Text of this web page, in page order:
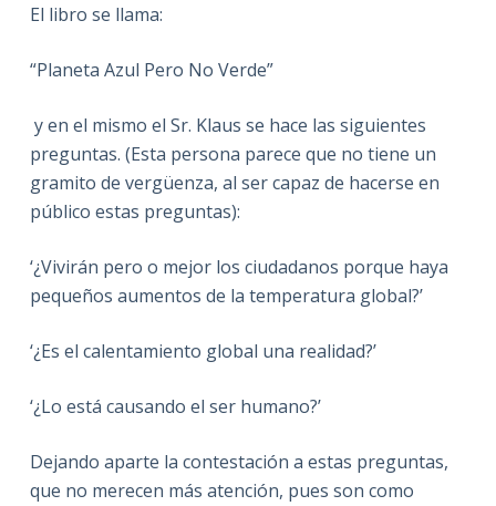
El libro se llama:
“Planeta Azul Pero No Verde”
y en el mismo el Sr. Klaus se hace las siguientes
preguntas. (Esta persona parece que no tiene un
gramito de vergüenza, al ser capaz de hacerse en
público estas preguntas):
‘¿Vivirán pero o mejor los ciudadanos porque haya
pequeños aumentos de la temperatura global?’
‘¿Es el calentamiento global una realidad?’
‘¿Lo está causando el ser humano?’
Dejando aparte la contestación a estas preguntas,
que no merecen más atención, pues son como